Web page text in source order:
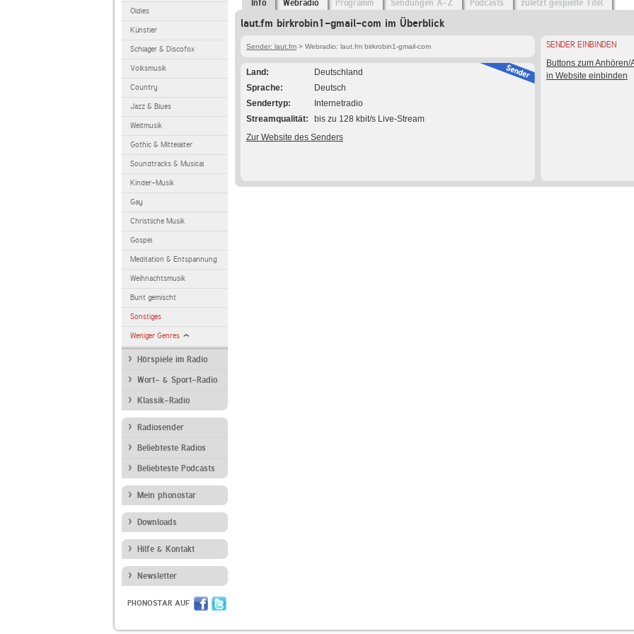
Oldies
Künstler
Schlager & Discofox
Volksmusik
Country
Jazz & Blues
Weltmusik
Gothic & Mittelalter
Soundtracks & Musical
Kinder-Musik
Gay
Christliche Musik
Gospel
Meditation & Entspannung
Weihnachtsmusik
Bunt gemischt
Sonstiges
Weniger Genres
Hörspiele im Radio
Wort- & Sport-Radio
Klassik-Radio
Radiosender
Beliebteste Radios
Beliebteste Podcasts
Mein phonostar
Downloads
Hilfe & Kontakt
Newsletter
PHONOSTAR AUF
Info Webradio Programm Sendungen A-Z Podcasts zuletzt gespielte Titel
laut.fm birkrobin1-gmail-com im Überblick
Sender: laut.fm > Webradio: laut.fm birkrobin1-gmail-com
Land
Deutschland
Sprache
Deutsch
Sendertyp
Internetradio
Streamqualität
bis zu 128 kbit/s Live-Stream
Zur Website des Senders
SENDER EINBINDEN
Buttons zum Anhören/
in Website einbinden